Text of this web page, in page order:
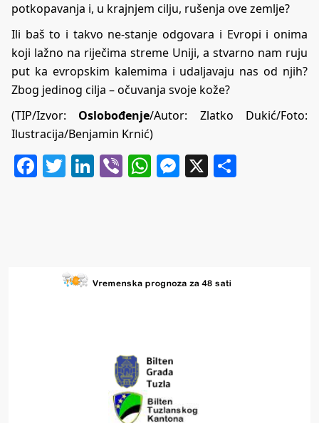
potkopavanja i, u krajnjem cilju, rušenja ove zemlje?
Ili baš to i takvo ne-stanje odgovara i Evropi i onima
koji lažno na riječima streme Uniji, a stvarno nam ruju
put ka evropskim kalemima i udaljavaju nas od njih?
Zbog jedinog cilja – očuvanja svoje kože?
(TIP/Izvor: Oslobođenje/Autor: Zlatko Dukić/Foto:
Ilustracija/Benjamin Krnić)
Facebook
Twitter
LinkedIn
ViberWhatsApp
Messenger
X